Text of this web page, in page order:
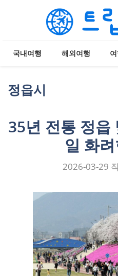
국내여행 해외여행
정읍시
35년 전통 정읍
일 화
2026-03-29